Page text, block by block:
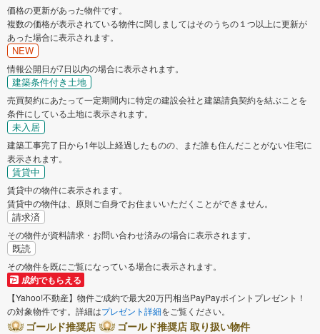
価格の更新があった物件です。
複数の価格が表示されている物件に関しましてはそのうちの１つ以上に更新が
あった場合に表示されます。
NEW
情報公開日が7日以内の場合に表示されます。
建築条件付き土地
売買契約にあたって一定期間内に特定の建設会社と建築請負契約を結ぶことを
条件にしている土地に表示されます。
未入居
建築工事完了日から1年以上経過したものの、まだ誰も住んだことがない住宅に
表示されます。
賃貸中
賃貸中の物件に表示されます。
賃貸中の物件は、原則ご自身でお住まいいただくことができません。
請求済
その物件が資料請求・お問い合わせ済みの場合に表示されます。
既読
その物件を既にご覧になっている場合に表示されます。
成約でもらえる
【Yahoo!不動産】物件ご成約で最大20万円相当PayPayポイントプレゼント！
の対象物件です。詳細はプレゼント詳細をご覧ください。
ゴールド推奨店
ゴールド推奨店 取り扱い物件